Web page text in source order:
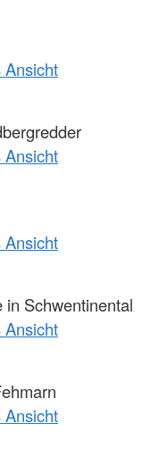
Ansicht
Ansicht
Ansicht
Schwentinental
Ansicht
Ansicht